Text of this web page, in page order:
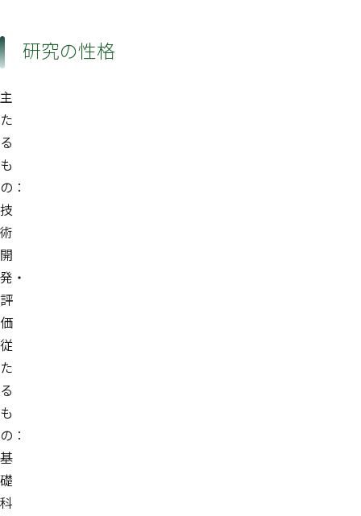
研究の性格
主
た
る
も
の：
技
術
開
発・
評
価
従
た
る
も
の：
基
礎
科